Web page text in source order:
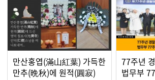
만산홍엽(滿山紅葉) 가득한
만추(晩秋)에 원적(圓寂)
77주년
법무부